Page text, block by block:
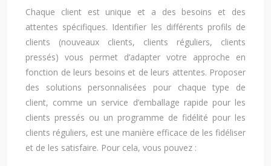
Chaque client est unique et a des besoins et des
attentes spécifiques. Identifier les différents profils de
clients (nouveaux clients, clients réguliers, clients
pressés) vous permet d’adapter votre approche en
fonction de leurs besoins et de leurs attentes. Proposer
des solutions personnalisées pour chaque type de
client, comme un service d’emballage rapide pour les
clients pressés ou un programme de fidélité pour les
clients réguliers, est une manière efficace de les fidéliser
et de les satisfaire. Pour cela, vous pouvez :